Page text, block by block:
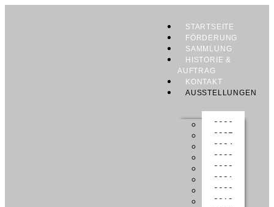
STARTSEITE
FÖRDERUNG
SAMMLUNG
HISTORIE &
AUFTRAG
KONTAKT
AUSSTELLUNGEN
2026
2025
2024
2023
2022
2021
2020
2019